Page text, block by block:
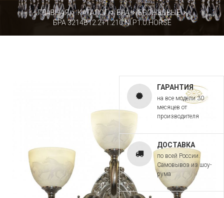
ГЛАВНАЯ КАТАЛОГ БРА
БРОНЗОВЫЕ
БРА 3214B12.2+1.210.NI.P1.U.HORSE
ГАРАНТИЯ
на все модели 30
месяцев от
производителя
ДОСТАВКА
по всей России.
Самовывоз из шоу-
рума